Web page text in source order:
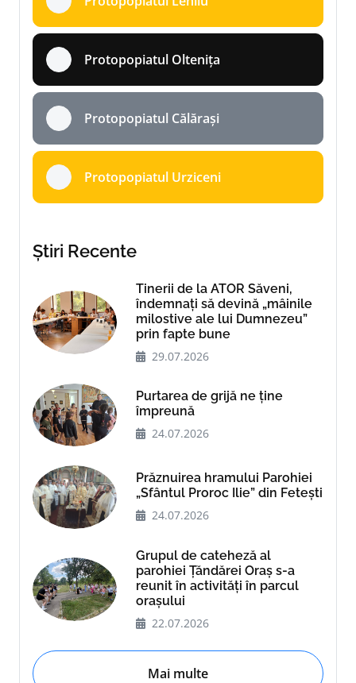
Protopopiatul Oltenița
Protopopiatul Călărași
Protopopiatul Urziceni
Știri Recente
Tinerii de la ATOR Săveni,
îndemnați să devină „mâinile
milostive ale lui Dumnezeu”
prin fapte bune
29.07.2026
Purtarea de grijă ne ține
împreună
24.07.2026
Prăznuirea hramului Parohiei
„Sfântul Proroc Ilie” din Fetești
24.07.2026
Grupul de cateheză al
parohiei Țăndărei Oraș s-a
reunit în activități în parcul
orașului
22.07.2026
Mai multe